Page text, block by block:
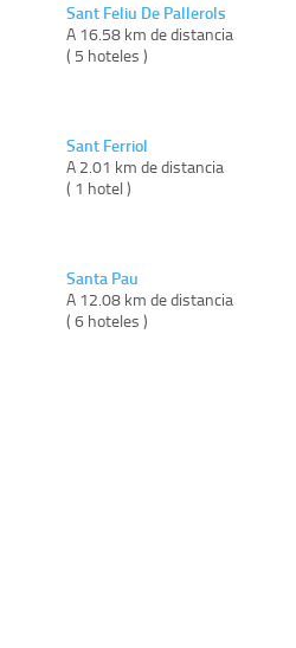
Sant Feliu De Pallerols
A 16.58 km de distancia
( 5 hoteles )
Sant Ferriol
A 2.01 km de distancia
( 1 hotel )
Santa Pau
A 12.08 km de distancia
( 6 hoteles )